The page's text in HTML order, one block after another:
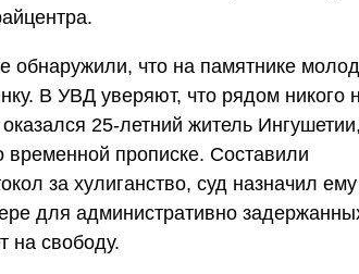
обнаружили, что на памятнике
В УВД уверяют, что рядом никого
25-летний житель
временной прописке. Составили
за хулиганство, суд назначил ему
для административно
на свободу.